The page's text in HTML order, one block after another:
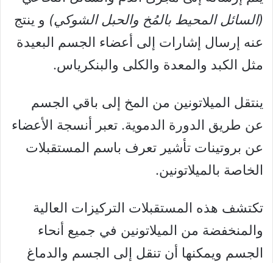
(السائل المحيط بالمُخ والحبل الشوكي) و ينتج
عنه إرسال إشارات إلى أعضاء الجسم البعيدة
مثل الكبد والمعدة والكلى والبنكرياس.
ينتقل الميلاتونين من المخ إلى باقي الجسم
عن طريق الدورة الدموية. تعبر أنسجة الأعضاء
عن بروتينات تأشير تعرف باسم المستقبلات
الخاصة بالميلاتونين.
تكتشف هذه المستقبلات التركيزات العالية
والمنخفضة من الميلاتونين في جميع أنحاء
الجسم ويمكنها أن تنقل إلى الجسم والدماغ